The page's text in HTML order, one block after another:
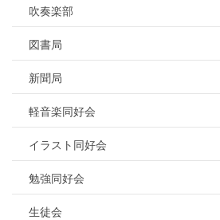
吹奏楽部
図書局
新聞局
軽音楽同好会
イラスト同好会
勉強同好会
生徒会